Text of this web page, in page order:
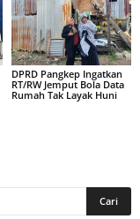
DPRD Pangkep Ingatkan
RT/RW Jemput Bola Data
Rumah Tak Layak Huni